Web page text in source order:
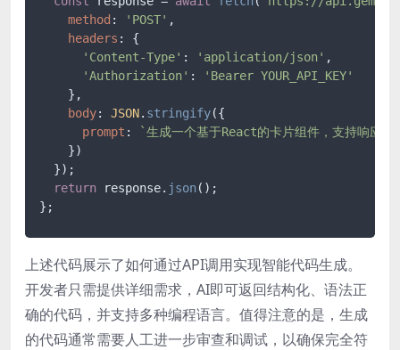
method : 'POST' ,
headers : {
'Content-Type' : 'application/json' ,
'Authorization' :
'Bearer YOUR_API_KEY'
    },
body: JSON. stringify({
prompt :
`生成一个基于React的卡片组件，支持响应式
    })
  });
return response. json();
上述代码展示了如何通过API调用实现智能代码生成。
开发者只需提供详细需求，AI即可返回结构化、语法正
确的代码，并支持多种编程语言。值得注意的是，生成
的代码通常需要人工进一步审查和调试，以确保完全符